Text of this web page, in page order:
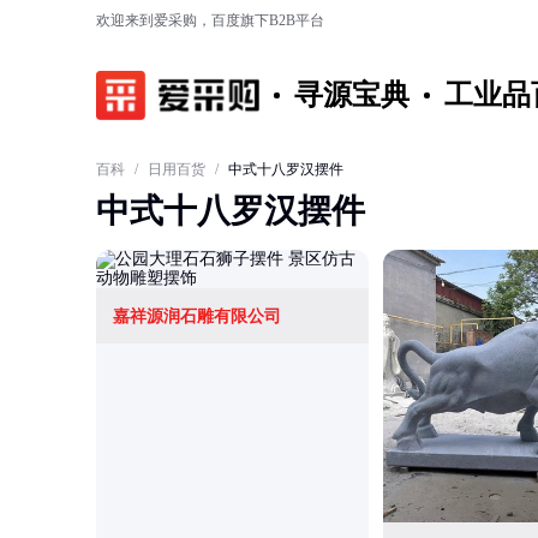
欢迎来到爱采购，百度旗下B2B平台
寻源宝典 工业品
百科 / 日用百货 / 中式十八罗汉摆件
中式十八罗汉摆件
嘉祥源润石雕有限公司